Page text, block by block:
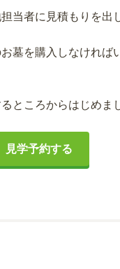
当者に見積もりを出
墓を購入しなければ
ところからはじめま
見学予約する